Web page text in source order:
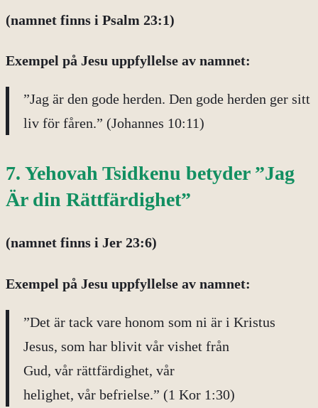
(namnet finns i Psalm 23:1)
Exempel på Jesu uppfyllelse av namnet:
”Jag är den gode herden. Den gode herden ger sitt
liv för fåren.” (Johannes 10:11)
7. Yehovah Tsidkenu betyder ”Jag
Är din Rättfärdighet”
(namnet finns i Jer 23:6)
Exempel på Jesu uppfyllelse av namnet:
”Det är tack vare honom som ni är i Kristus
Jesus, som har blivit vår vishet från
Gud, vår rättfärdighet, vår
helighet, vår befrielse.” (1 Kor 1:30)